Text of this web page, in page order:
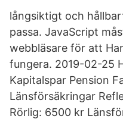
långsiktigt och
passa. JavaScript
webbläsare för att
fungera. 2019-02-25
Kapitalspar Pension
Länsförsäkringar
Rörlig: 6500 kr